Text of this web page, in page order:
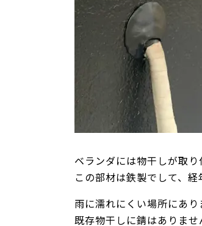
ベランダには物干しが取り
この部材は鉄製でして、経
雨に濡れにくい場所にあり
既存物干しに錆はありま